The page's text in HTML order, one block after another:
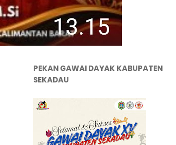
PEKAN GAWAI DAYAK KABUPATEN
SEKADAU